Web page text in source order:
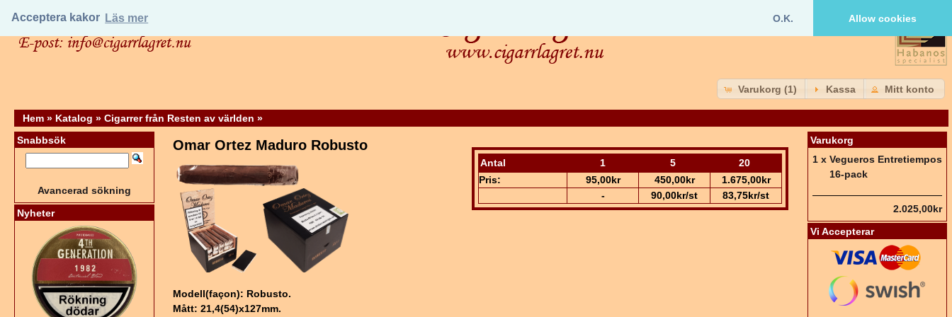
Acceptera kakor Läs mer O.K. Allow cookies
Varukorg (1) Kassa Mitt konto
Hem » Katalog » Cigarrer från Resten av världen »
Antal 1 5
20
Pris:
95,00kr 450,00kr
1.675,00kr
-
90,00kr/st 83,75kr/st
Omar Ortez Maduro Robusto
Modell(façon): Robusto.
Mått: 21,4(54)x127mm.
Snabbsök
Avancerad sökning
Nyheter
Varukorg
1 x Vegueros Entretiempos
16-pack
2.025,00kr
Vi Accepterar